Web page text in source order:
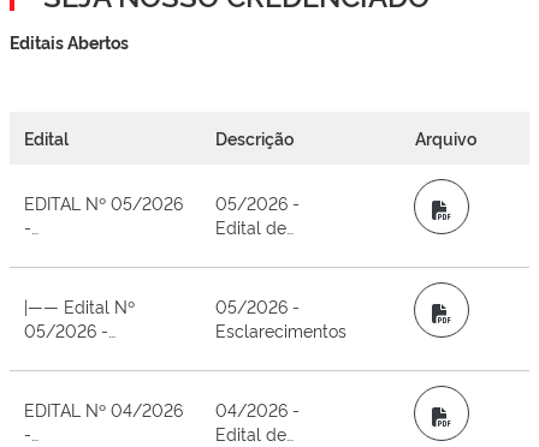
Editais Abertos
Edital Descrição Arquivo
EDITAL Nº 05/2026
-
- INTERNAÇÃO
PSIQUIÁTRICA DE
LONGA
ESTADO DE SÃO
05/2026 -
Edital de
PDF
|—— Edital Nº
05/2026 -
Internação
Psiquiátrica de
05/2026 -
Esclarecimentos
PDF
EDITAL Nº 04/2026
-
04/2026 -
Edital de
PDF